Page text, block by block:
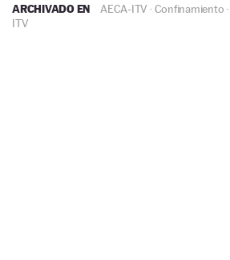
ARCHIVADO EN AECA-ITV ·Confinamiento ·
ITV